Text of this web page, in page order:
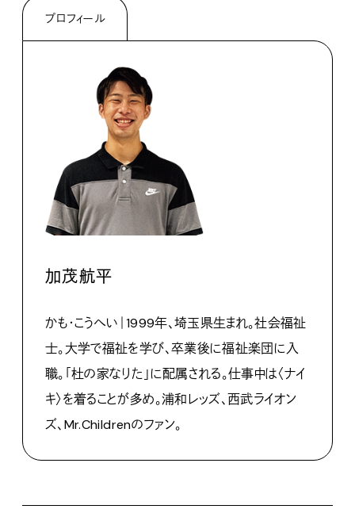
プロフィール
加茂航平
かも・こうへい｜1999年、埼玉県生まれ。社会福祉
士。大学で福祉を学び、卒業後に福祉楽団に入
職。「杜の家なりた」に配属される。仕事中は〈ナイ
キ〉を着ることが多め。浦和レッズ、西武ライオン
ズ、Mr.Childrenのファン。